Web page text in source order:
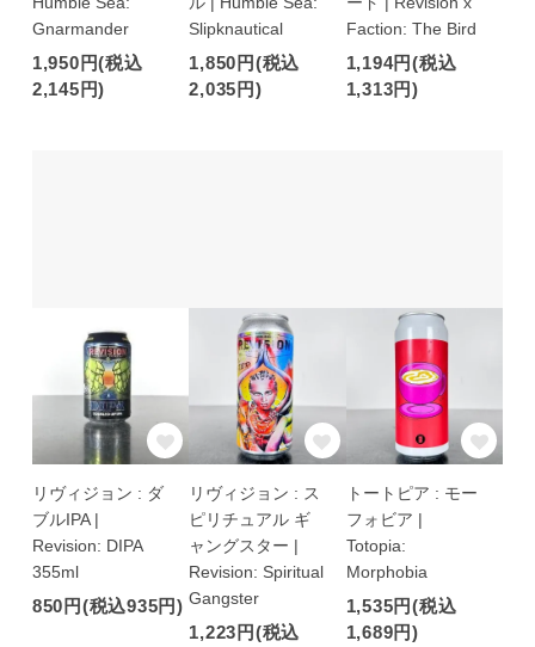
Gnarmander
1,950円(税込
2,145円)
Slipknautical
1,850円(税込
2,035円)
Faction: The Bird
1,194円(税込
1,313円)
リヴィジョン : ダ
ブルIPA |
Revision: DIPA
355ml
850円(税込935円)
リヴィジョン : ス
ピリチュアル ギ
ャングスター |
Revision: Spiritual
Gangster
1,223円(税込
トートピア : モー
フォビア |
Totopia:
Morphobia
1,535円(税込
1,689円)